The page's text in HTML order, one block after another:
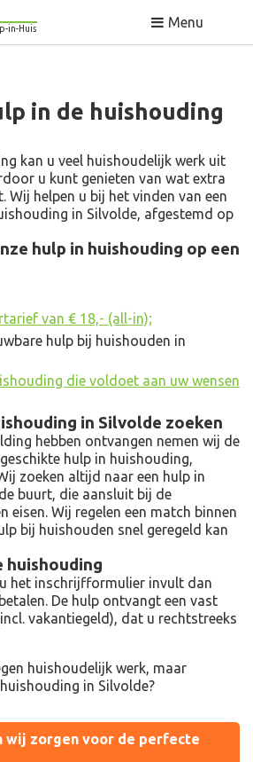
in-Huis Menu
in de huishouding
kan u veel huishoudelijk werk uit
u kunt genieten van wat extra
Wij helpen u bij het vinden van een
in Silvolde, afgestemd op
hulp in huishouding op een
van € 18,- (all-in);
hulp bij huishouden in
die voldoet aan uw wensen
in Silvolde zoeken
hebben ontvangen nemen wij de
hulp in huishouding,
zoeken altijd naar een hulp in
buurt, die aansluit bij de
eisen. Wij regelen een match binnen
bij huishouden snel geregeld kan
huishouding
het inschrijfformulier invult dan
De hulp ontvangt een vast
vakantiegeld), dat u rechtstreeks
huishoudelijk werk, maar
in Silvolde?
wij zorgen voor de perfecte